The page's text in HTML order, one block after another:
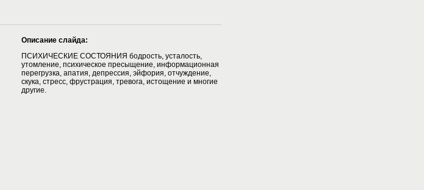
Описание слайда:
ПСИХИЧЕСКИЕ СОСТОЯНИЯ бодрость, усталость,
утомление, психическое пресыщение, информационная
перегрузка, апатия, депрессия, эйфория, отчуждение,
скука, стресс, фрустрация, тревога, истощение и многие
другие.